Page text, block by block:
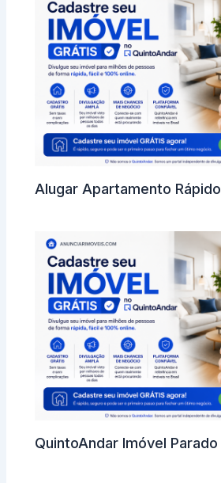
Alugar Apartamento Rápido
QuintoAndar Imóvel Parado